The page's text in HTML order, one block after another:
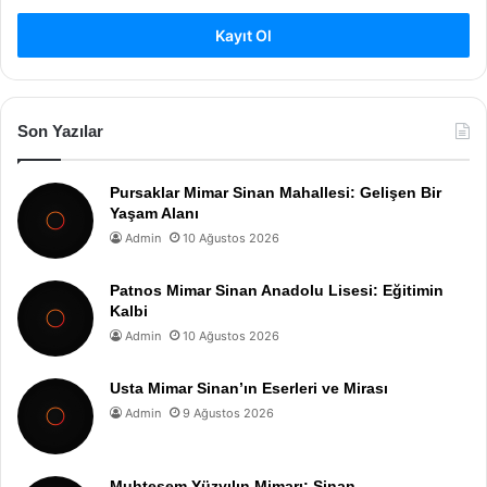
Kayıt Ol
Son Yazılar
Pursaklar Mimar Sinan Mahallesi: Gelişen Bir
Yaşam Alanı
Admin 10 Ağustos 2026
Patnos Mimar Sinan Anadolu Lisesi: Eğitimin
Kalbi
Admin 10 Ağustos 2026
Usta Mimar Sinan’ın Eserleri ve Mirası
Admin 9 Ağustos 2026